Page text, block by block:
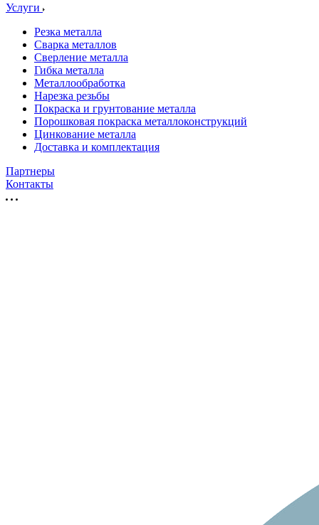
Услуги
Резка металла
Сварка металлов
Сверление металла
Гибка металла
Металлообработка
Нарезка резьбы
Покраска и грунтование металла
Порошковая покраска металлоконструкций
Цинкование металла
Доставка и комплектация
Партнеры
Контакты